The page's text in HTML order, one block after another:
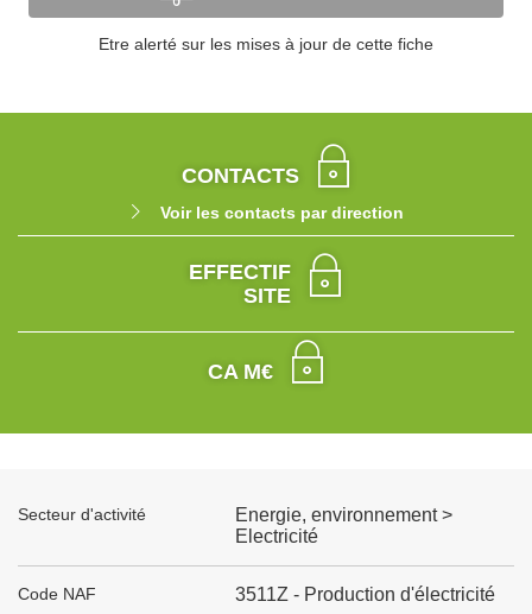
Etre alerté sur les mises à jour de cette fiche
CONTACTS
Voir les contacts par direction
EFFECTIF
SITE
CA M€
Secteur d'activité
Energie, environnement >
Electricité
Code NAF 3511Z - Production d'électricité